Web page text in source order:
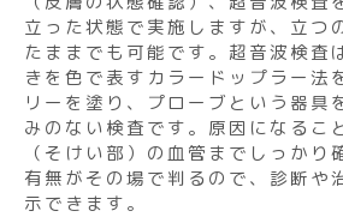
立った状態で実施しますが、立つ
たままでも可能です。超音波検査
きを色で表すカラードップラー法
リーを塗り、プローブという器具
みのない検査です。原因になるこ
（そけい部）の血管までしっかり
有無がその場で判るので、診断や
示できます。